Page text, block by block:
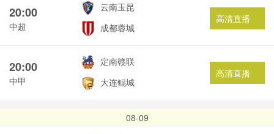
20:00
中超
云南玉昆
成都蓉城
高清直播
20:00
中甲
定南赣联
大连鲲城
高清直播
08-09